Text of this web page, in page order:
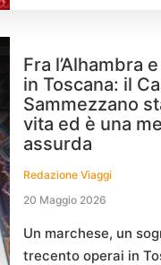
Fra l’Alhambra
in Toscana: il
Sammezzano
vita ed è una
assurda
Redazione Viaggi
20 Maggio 2026
Un marchese, un
trecento operai in